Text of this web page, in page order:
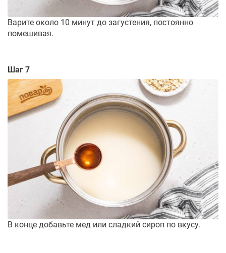
Варите около 10 минут до загустения, постоянно
помешивая.
Шаг 7
В конце добавьте мед или сладкий сироп по вкусу.